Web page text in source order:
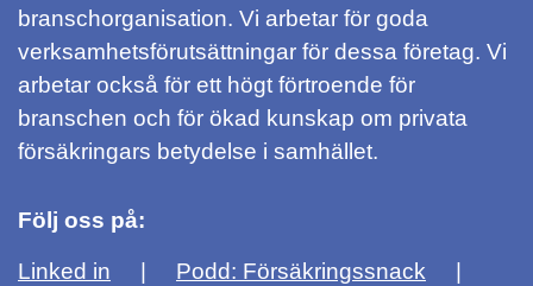
branschorganisation. Vi arbetar för goda
verksamhetsförutsättningar för dessa företag. Vi
arbetar också för ett högt förtroende för
branschen och för ökad kunskap om privata
försäkringars betydelse i samhället.
Följ oss på:
Linked in
Podd: Försäkringssnack